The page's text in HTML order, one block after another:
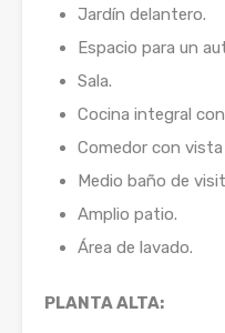
Jardín delantero.
Espacio para un
Sala.
Cocina integral
Comedor con
Medio baño de
Amplio patio.
Área de lavado.
PLANTA ALTA: